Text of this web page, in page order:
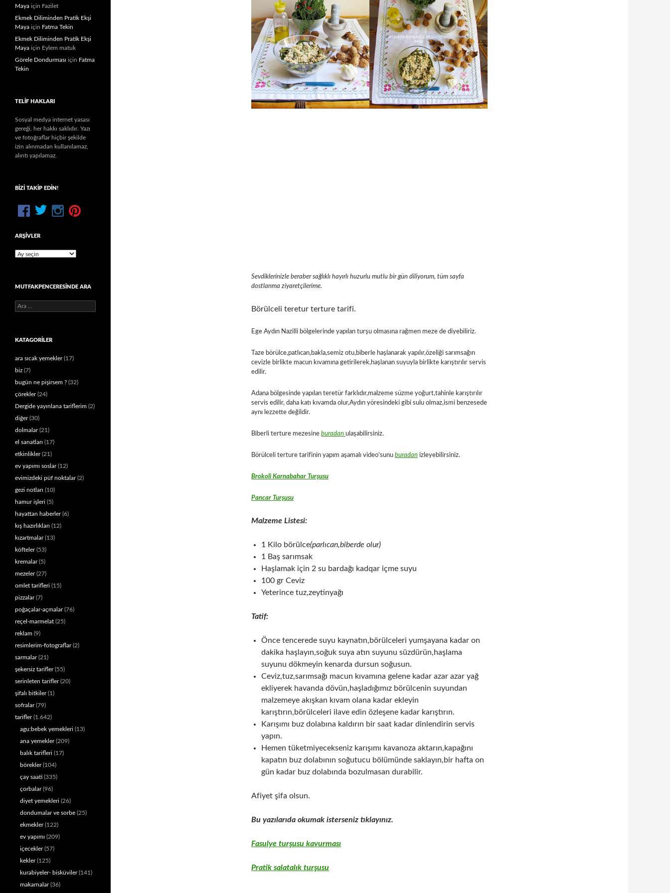
Sevdiklerinizle beraber sağlıklı hayırlı huzurlu mutlu bir gün diliyorum, tüm sayfa
dostlarıma ziyaretçilerime.
Börülceli teretur terture tarifi.
Ege Aydın Nazilli bölgelerinde yapılan turşu olmasına rağmen meze de diyebiliriz.
Taze börülce,patlıcan,bakla,semiz otu,biberle haşlanarak yapılır,özeliği sarımsağın
cevizle birlikte macun kıvamına getirilerek,haşlanan suyuyla birlikte karıştırılır servis
edilir.
Adana bölgesinde yapılan teretür farklıdır,malzeme süzme yoğurt,tahinle karıştırılır
servis edilir, daha katı kıvamda olur,Aydın yöresindeki gibi sulu olmaz,ismi benzesede
aynı lezzette değildir.
Biberli terture mezesine buradan ulaşabilirsiniz.
Börülceli terture tarifinin yapım aşamalı video’sunu buradan izleyebilirsiniz.
Brokoli Karnabahar Turşusu
Pancar Turşusu
Malzeme Listesi:
1 Kilo börülce(parlıcan,biberde olur)
1 Baş sarımsak
Haşlamak için 2 su bardağı kadqar içme suyu
100 gr Ceviz
Yeterince tuz,zeytinyağı
Tatif:
Önce tencerede suyu kaynatın,börülceleri yumşayana kadar on
dakika haşlayın,soğuk suya atın suyunu süzdürün,haşlama
suyunu dökmeyin kenarda dursun soğusun.
Ceviz,tuz,sarımsağı macun kıvamına gelene kadar azar azar yağ
ekliyerek havanda dövün,haşladığımız börülcenin suyundan
malzemeye akışkan kıvam olana kadar ekleyin
karıştırın,börülceleri ilave edin özleşene kadar karıştırın.
Karışımı buz dolabına kaldırın bir saat kadar dinlendirin servis
yapın.
Hemen tüketmiyecekseniz karışımı kavanoza aktarın,kapağını
kapatın buz dolabının soğutucu bölümünde saklayın,bir hafta on
gün kadar buz dolabında bozulmasan durabilir.
Afiyet şifa olsun.
Bu yazılarıda okumak isterseniz tıklayınız.
Fasulye turşusu kavurması
Pratik salatalık turşusu
Maya için Fazilet
Ekmek Diliminden Pratik Ekşi
Maya için Fatma Tekin
Ekmek Diliminden Pratik Ekşi
Maya için Eylem matuk
Görele Dondurması için Fatma
Tekin
TELIF HAKLARI
Sosyal medya internet yasası
gereği, her hakkı saklıdır. Yazı
ve fotoğraflar hiçbir şekilde
izin alınmadan kullanılamaz,
alıntı yapılamaz.
BIZI TAKIP EDIN!
ARŞIVLER
Arşivler
MUTFAKPENCERESINDE ARA
Arama:
KATAGORILER
ara sıcak yemekler(17)
biz (7)
bugün ne pişirsem ? (32)
çörekler(24)
Dergide yayınlana tariflerim (2)
diğer(30)
dolmalar(21)
el sanatları (17)
etkinlikler(21)
ev yapımı soslar(12)
evimizdeki püf noktalar(2)
gezi notları (10)
hamur işleri (5)
hayattan haberler(6)
kış hazırlıkları (12)
kızartmalar(13)
köfteler(53)
kremalar(5)
mezeler(27)
omlet tarifleri (15)
pizzalar(7)
poğaçalar-açmalar(76)
reçel-marmelat (25)
reklam (9)
resimlerim-fotograflar(2)
sarmalar(21)
şekersiz tarifler(55)
serinleten tarifler(20)
şifalı bitkiler(1)
sofralar(79)
tarifler(1.642)
agu:bebek yemekleri (13)
ana yemekler(209)
balık tarifleri (17)
börekler(104)
çay saati (335)
çorbalar(96)
diyet yemekleri (26)
dondumalar ve sorbe (25)
ekmekler(122)
ev yapımı (209)
içecekler(57)
kekler(125)
kurabiyeler- bisküviler(141)
makarnalar(36)